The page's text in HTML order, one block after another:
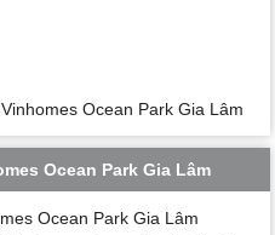
Ocean Park Gia Lâm
Ocean Park Gia Lâm
Ocean Park Gia Lâm